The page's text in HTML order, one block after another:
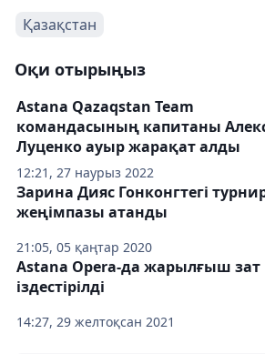
Қазақстан
Оқи отырыңыз
12:21, 27 наурыз 2022
Astana Qazaqstan Team
командасының капитаны
Луценко ауыр жарақат алды
21:05, 05 қаңтар 2020
Зарина Дияс Гонконгтегі
жеңімпазы атанды
14:27, 29 желтоқсан 2021
Astana Opera-да жарылғыш зат
іздестірілді